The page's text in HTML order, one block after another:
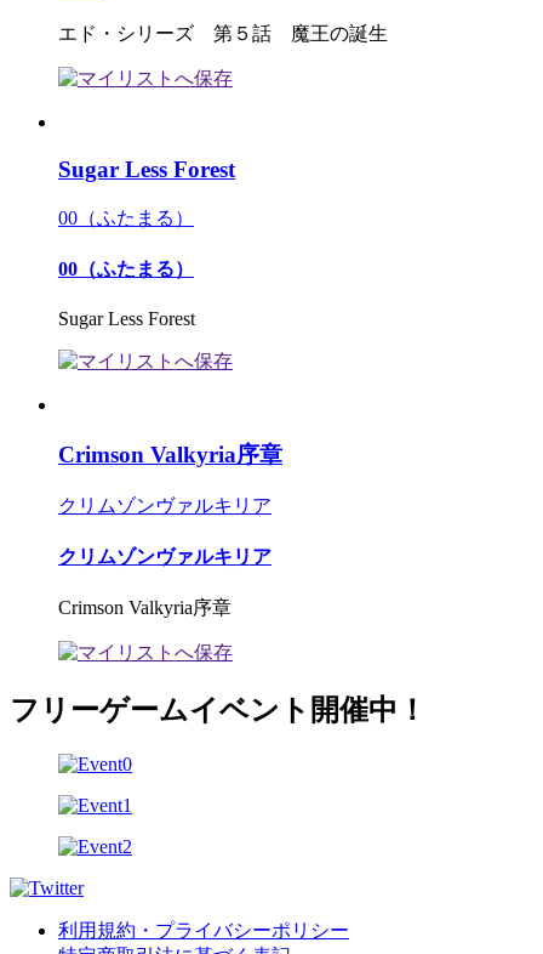
エド・シリーズ 第５話 魔王の誕生
Sugar Less Forest
00（ふたまる）
00（ふたまる）
Sugar Less Forest
Crimson Valkyria序章
クリムゾンヴァルキリア
クリムゾンヴァルキリア
Crimson Valkyria序章
フリーゲームイベント開催中！
利用規約・プライバシーポリシー